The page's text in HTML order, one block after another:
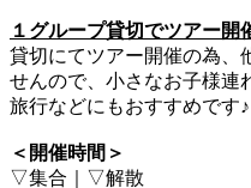
１グループ貸切でツアー開
貸切にてツアー開催の為、
せんので、小さなお子様連
旅行などにもおすすめです♪
＜開催時間＞
▽集合｜▽解散